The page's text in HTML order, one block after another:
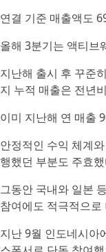
연결 기준 매출액도
올해 3분기는 액티브
지난해 출시 후 꾸준
지 누적 매출은 전년
이미 지난해 연 매출
안정적인 수익 체계
행했던 부분도 주효
그동안 국내와 일본
참여에도 적극적으로
지난 9월 인도네시아